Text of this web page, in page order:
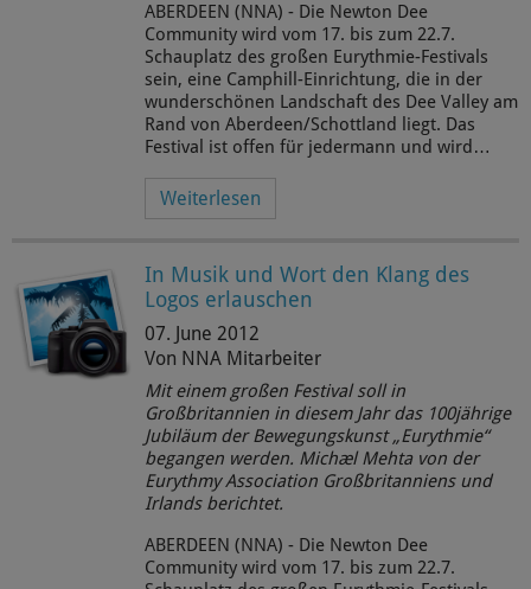
ABERDEEN (NNA) - Die Newton Dee
Community wird vom 17. bis zum 22.7.
Schauplatz des großen Eurythmie-Festivals
sein, eine Camphill-Einrichtung, die in der
wunderschönen Landschaft des Dee Valley am
Rand von Aberdeen/Schottland liegt. Das
Festival ist offen für jedermann und wird…
Weiterlesen
In Musik und Wort den Klang des
Logos erlauschen
07. June 2012
Von NNA Mitarbeiter
Mit einem großen Festival soll in
Großbritannien in diesem Jahr das 100jährige
Jubiläum der Bewegungskunst „Eurythmie“
begangen werden. Michæl Mehtavon der
Eurythmy Association Großbritanniens und
Irlands berichtet.
ABERDEEN (NNA) - Die Newton Dee
Community wird vom 17. bis zum 22.7.